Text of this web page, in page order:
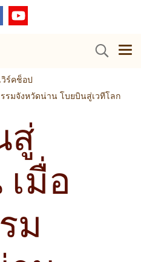
วิร์คช็อป
รมจังหวัดน่าน โบยบินสู่เวทีโลก
สู่
มื่อ
ม